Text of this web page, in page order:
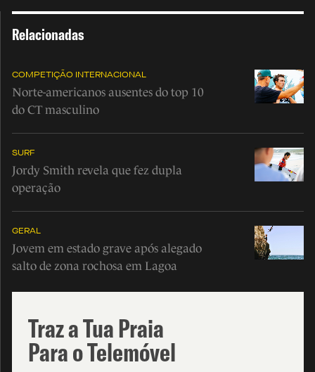
Relacionadas
COMPETIÇÃO INTERNACIONAL
Norte-americanos ausentes do top 10
do CT masculino
SURF
Jordy Smith revela que fez dupla
operação
GERAL
Jovem em estado grave após alegado
salto de zona rochosa em Lagoa
Traz a Tua Praia
Para o Telemóvel